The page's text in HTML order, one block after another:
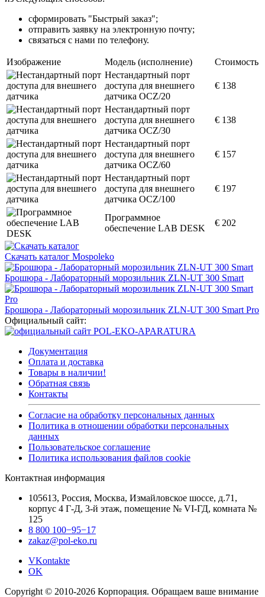
сформировать "Быстрый заказ";
отправить заявку на электронную почту;
связаться с нами по телефону.
Изображение Модель (исполнение)
Стоимость
Нестандартный порт
доступа для внешнего
датчика OCZ/20
€ 138
Нестандартный порт
доступа для внешнего
датчика OCZ/30
€ 138
Нестандартный порт
доступа для внешнего
датчика OCZ/60
€ 157
Нестандартный порт
доступа для внешнего
датчика OCZ/100
€ 197
Программное
обеспечение LAB DESK
€ 202
Скачать каталог Mospoleko
Брошюра - Лабораторный морозильник ZLN-UT 300 Smart
Брошюра - Лабораторный морозильник ZLN-UT 300 Smart Pro
Официальный сайт:
Документация
Оплата и доставка
Товары в наличии!
Обратная связь
Контакты
Согласие на обработку персональных данных
Политика в отношении обработки персональных
данных
Пользовательское соглашение
Политика использования файлов cookie
Контактная информация
105613, Россия, Москва, Измайловское шоссе, д.71,
корпус 4 Г-Д, 3-й этаж, помещение № VI-ГД, комната №
125
8 800 100−95−17
zakaz@pol-eko.ru
VKontakte
OK
Copyright © 2010-2026 Корпорация. Обращаем ваше внимание